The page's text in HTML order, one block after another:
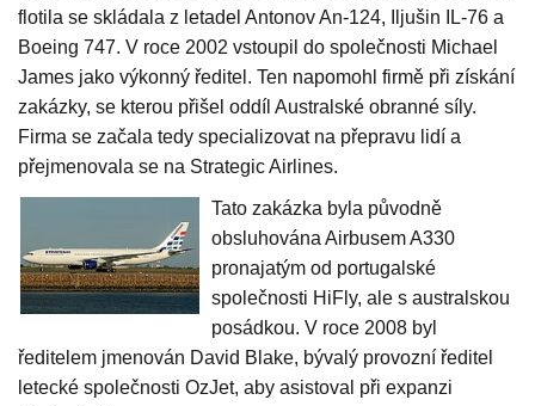
flotila se skládala z letadel Antonov An-124, Iljušin IL-76 a
Boeing 747. V roce 2002 vstoupil do společnosti Michael
James jako výkonný ředitel. Ten napomohl firmě při získání
zakázky, se kterou přišel oddíl Australské obranné síly.
Firma se začala tedy specializovat na přepravu lidí a
přejmenovala se na Strategic Airlines.
Tato zakázka byla původně
obsluhována Airbusem A330
pronajatým od portugalské
společnosti HiFly, ale s australskou
posádkou. V roce 2008 byl
ředitelem jmenován David Blake, bývalý provozní ředitel
letecké společnosti OzJet, aby asistoval při expanzi